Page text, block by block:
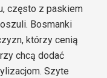
często z paskiem
Bosmanki
którzy cenią
chcą dodać
Szyte